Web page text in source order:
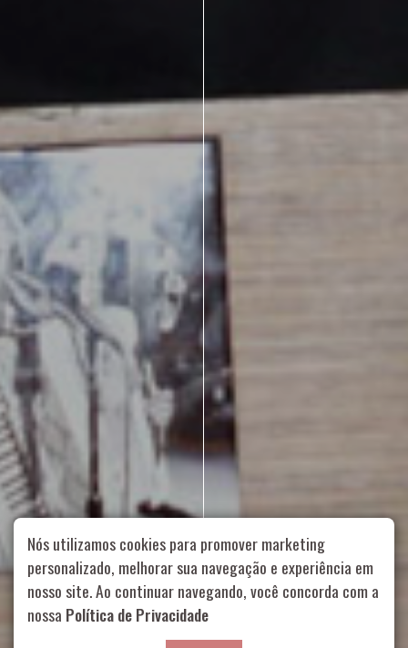
Rua Aurélia, 1714 – Vila Romana, São Paulo – SP | 55 11
99178-5848 | contato@nucleofood.com
Role para continar
Nós utilizamos cookies para promover marketing
personalizado, melhorar sua navegação e experiência em
nosso site. Ao continuar navegando, você concorda com a
nossa Política de Privacidade